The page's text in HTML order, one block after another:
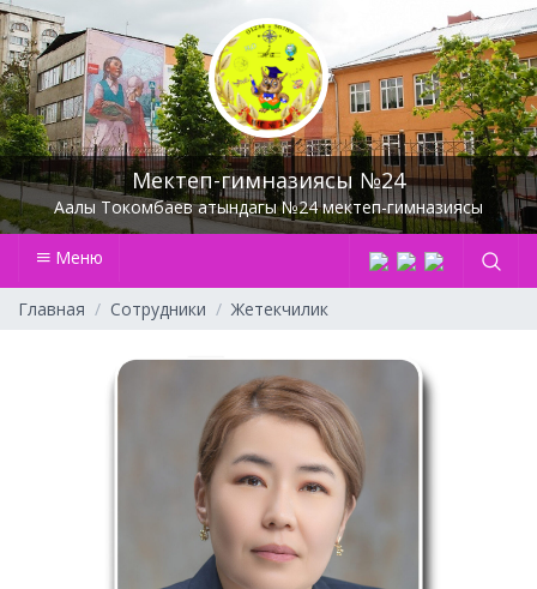
Мектеп-гимназиясы №24
Аалы Токомбаев атындагы №24 мектеп-гимназиясы
Меню
Главная Сотрудники Жетекчилик